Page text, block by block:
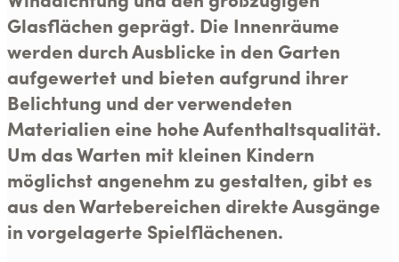
Glasflächen geprägt. Die Innenräume
werden durch Ausblicke in den Garten
aufgewertet und bieten aufgrund ihrer
Belichtung und der verwendeten
Materialien eine hohe Aufenthaltsqualität.
Um das Warten mit kleinen Kindern
möglichst angenehm zu gestalten, gibt es
aus den Wartebereichen direkte Ausgänge
in vorgelagerte Spielflächenen.